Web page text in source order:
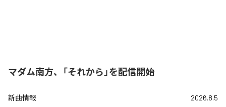
マダム南方、「それから」を配信開始
新曲情報 2026.8.5